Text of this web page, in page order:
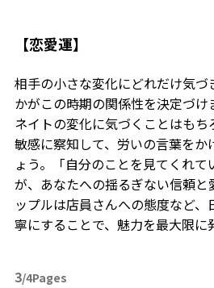
【恋愛運】
相手の小さな変化にどれだけ気づ
かがこの時期の関係性を決定づけ
ネイトの変化に気づくことはもち
敏感に察知して、労いの言葉をか
ょう。「自分のことを見てくれ
が、あなたへの揺るぎない信頼と
ップルは店員さんへの態度など
寧にすることで、魅力を最大限に
3/4Pages